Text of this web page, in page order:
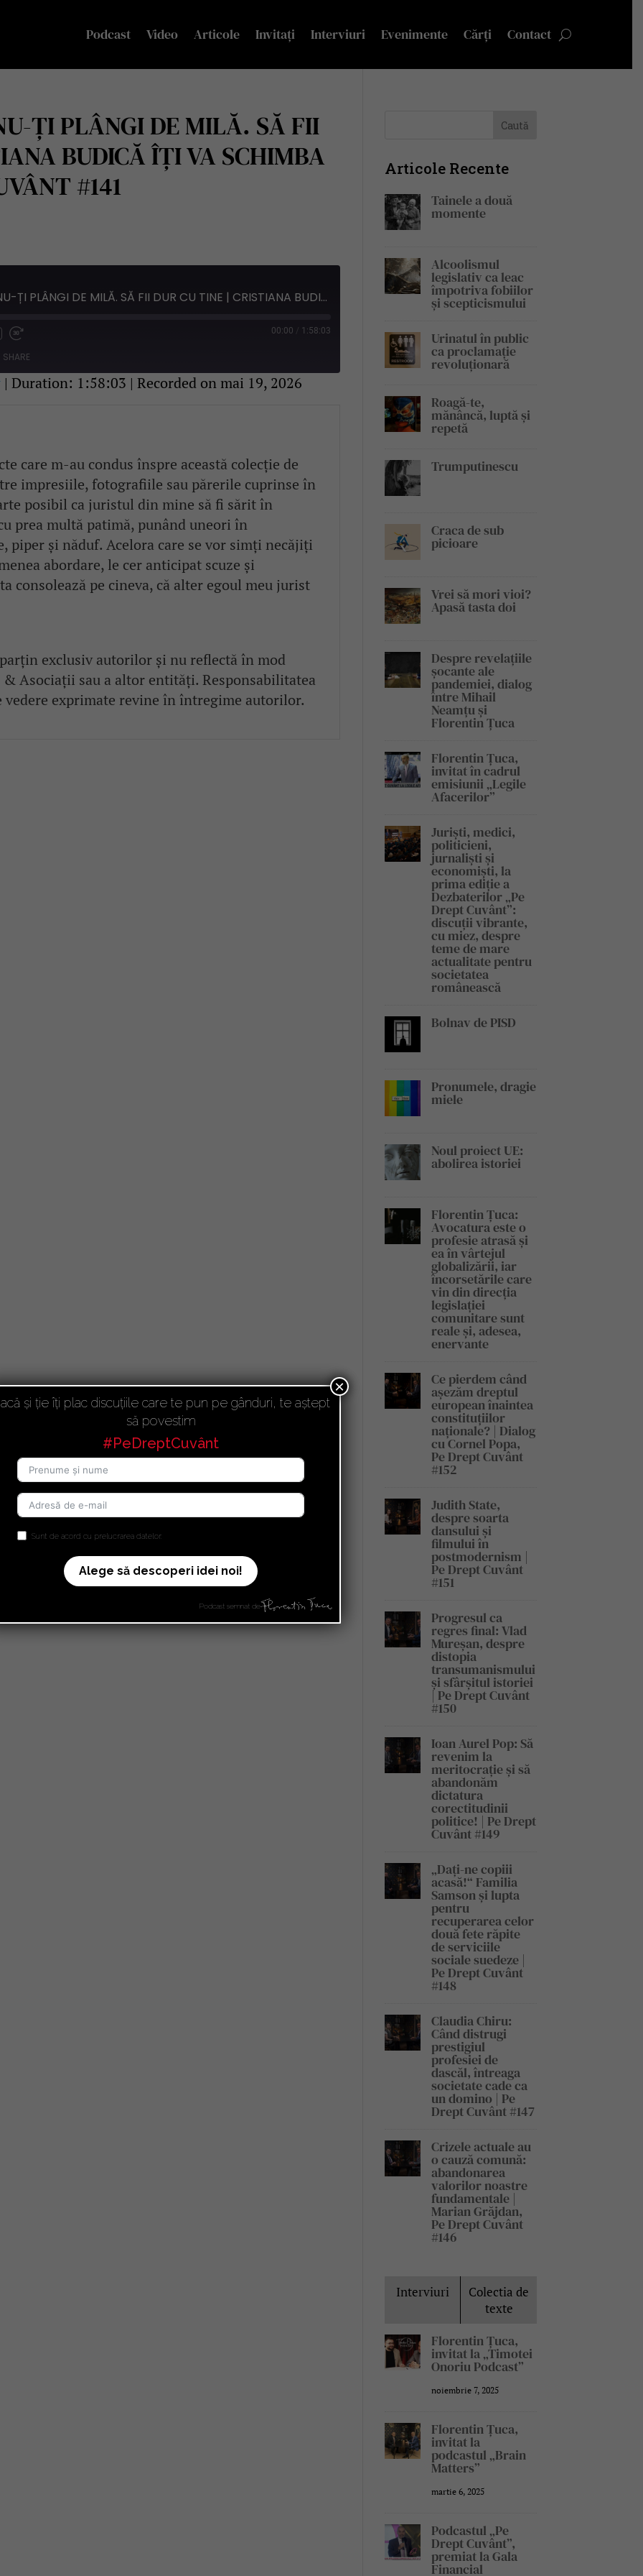
Podcast Video Articole Invitați Interviuri Evenimente Cărți Contact
ȚI PLÂNGI DE MILĂ. SĂ FII
BUDICĂ ÎȚI VA SCHIMBA
#141
SĂ NU TE VAIȚI, SĂ NU-ȚI PLÂNGI DE MILĂ. SĂ FII DUR CU TINE | CRISTIANA BUDICĂ ÎȚI VA SCHIMBA VIAȚA | PE DREPT CUVÂNT #141
Fast
30
seconds
00:00 1:58:03
SHARE
| Duration: 1:58:03 | Recorded on mai 19, 2026
care m-au condus înspre această colecție de
impresiile, fotografiile sau părerile cuprinse în
posibil ca juristul din mine să fi sărit în
prea multă patimă, punând uneori în
piper și năduf. Acelora care se vor simți necăjiți
abordare, le cer anticipat scuze și
consolează pe cineva, că alter egoul meu jurist
exclusiv autorilor și nu reflectă în mod
& Asociații sau a altor entități. Responsabilitatea
exprimate revine în întregime autorilor.
Articole Recente
Tainele a două
momente
Alcoolismul
legislativ ca leac
împotriva fobiilor
și scepticismului
Urinatul în public
ca proclamație
revoluționară
Roagă-te,
mănâncă, luptă și
repetă
Trumputinescu
Craca de sub
picioare
Vrei să mori vioi?
Apasă tasta doi
Despre revelațiile
șocante ale
pandemiei, dialog
între Mihail
Neamțu și
Florentin Țuca
Florentin Țuca,
invitat în cadrul
emisiunii „Legile
Afacerilor”
Juriști, medici,
politicieni,
jurnaliști și
economiști, la
prima ediție a
Dezbaterilor „Pe
Drept Cuvânt”:
discuții vibrante,
cu miez, despre
teme de mare
actualitate pentru
societatea
românească
Bolnav de PISD
Pronumele, dragie
miele
Noul proiect UE:
abolirea istoriei
Florentin Țuca:
Avocatura este o
profesie atrasă și
ea în vârtejul
globalizării, iar
încorsetările care
vin din direcția
legislației
comunitare sunt
reale și, adesea,
enervante
Ce pierdem când
așezăm dreptul
european înaintea
constituțiilor
naționale? | Dialog
cu Cornel Popa,
Pe Drept Cuvânt
#152
Judith State,
despre soarta
dansului și
filmului în
postmodernism |
Pe Drept Cuvânt
#151
Progresul ca
regres final: Vlad
Mureșan, despre
distopia
transumanismului
și sfârșitul istoriei
| Pe Drept Cuvânt
#150
Ioan Aurel Pop: Să
revenim la
meritocrație și să
abandonăm
dictatura
corectitudinii
politice! | Pe Drept
Cuvânt #149
„Dați-ne copiii
acasă!“ Familia
Samson și lupta
pentru
recuperarea celor
două fete răpite
de serviciile
sociale suedeze |
Pe Drept Cuvânt
#148
Claudia Chiru:
Când distrugi
prestigiul
profesiei de
dascăl, întreaga
societate cade ca
un domino | Pe
Drept Cuvânt #147
Crizele actuale au
o cauză comună:
abandonarea
valorilor noastre
fundamentale |
Marian Grăjdan,
Pe Drept Cuvânt
#146
Interviuri
Colectia de
texte
Florentin Țuca,
invitat la „Timotei
Onoriu Podcast”
noiembrie 7, 2025
Florentin Țuca,
invitat la
podcastul „Brain
Matters”
martie 6, 2025
Podcastul „Pe
Drept Cuvânt”,
premiat la Gala
Financial
și ție îți plac discuțiile care te pun pe gânduri, te aștept
să povestim
#PeDreptCuvânt
Sunt de acord cu prelucrarea datelor.
Alege să descoperi idei noi!
Podcast semnat de
×